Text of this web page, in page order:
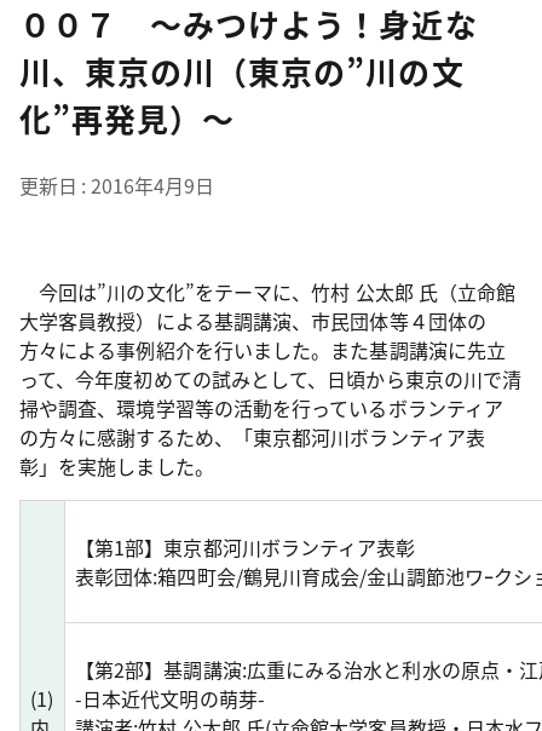
００７ ～みつけよう！身近な
川、東京の川（東京の”川の文
化”再発見）～
更新日 2016年4月9日
今回は”川の文化”をテーマに、竹村 公太郎 氏（立命館
大学客員教授）による基調講演、市民団体等４団体の
方々による事例紹介を行いました。また基調講演に先立
って、今年度初めての試みとして、日頃から東京の川で清
掃や調査、環境学習等の活動を行っているボランティア
の方々に感謝するため、「東京都河川ボランティア表
彰」を実施しました。
(1)
【第1部】東京都河川ボランティア表彰
表彰団体:箱四町会/鶴見川育成会/金山調節池ワｰク
【第2部】基調講演:広重にみる治水と利水の原点・
-日本近代文明の萌芽-